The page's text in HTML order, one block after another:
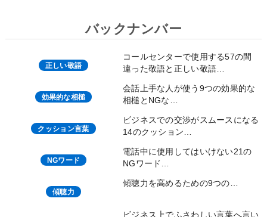
バックナンバー
正しい敬語
コールセンターで使用する57の間
違った敬語と正しい敬語…
効果的な相槌
会話上手な人が使う9つの効果的な
相槌とNGな…
クッション言葉
ビジネスでの交渉がスムースになる
14のクッション…
NGワード
電話中に使用してはいけない21の
NGワード…
傾聴力
傾聴力を高めるための9つの…
ビジネス上でふさわしい言葉へ言い